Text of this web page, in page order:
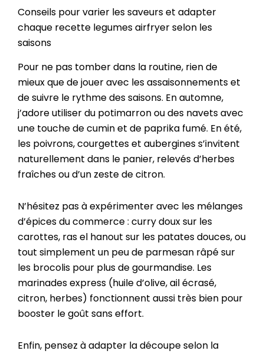
Conseils pour varier les saveurs et adapter
chaque recette legumes airfryer selon les
saisons
Pour ne pas tomber dans la routine, rien de
mieux que de jouer avec les assaisonnements et
de suivre le rythme des saisons. En automne,
j’adore utiliser du potimarron ou des navets avec
une touche de cumin et de paprika fumé. En été,
les poivrons, courgettes et aubergines s’invitent
naturellement dans le panier, relevés d’herbes
fraîches ou d’un zeste de citron.
N’hésitez pas à expérimenter avec les mélanges
d’épices du commerce : curry doux sur les
carottes, ras el hanout sur les patates douces, ou
tout simplement un peu de parmesan râpé sur
les brocolis pour plus de gourmandise. Les
marinades express (huile d’olive, ail écrasé,
citron, herbes) fonctionnent aussi très bien pour
booster le goût sans effort.
Enfin, pensez à adapter la découpe selon la